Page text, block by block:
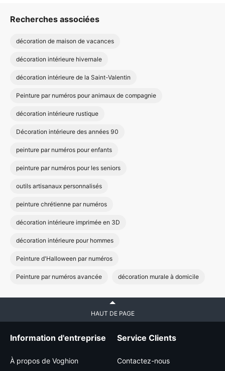
Recherches associées
décoration de maison de vacances
décoration intérieure hivernale
décoration intérieure de la Saint-Valentin
Peinture par numéros pour animaux de compagnie
décoration intérieure rustique
Décoration intérieure des années 90
peinture par numéros pour enfants
peinture par numéros pour les seniors
outils artisanaux personnalisés
peinture chrétienne par numéros
décoration intérieure imprimée en 3D
décoration intérieure pour hommes
Peinture d'Halloween par numéros
Peinture par numéros avancée décoration murale à domicile
HAUT DE PAGE
Information d'entreprise
À propos de Voghion
Service Clients
Contactez-nous